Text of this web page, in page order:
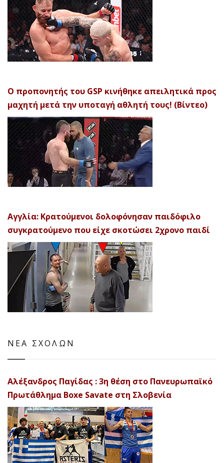
Ο προπονητής του GSP κινήθηκε απειλητικά προς
μαχητή μετά την υποταγή αθλητή τους! (Βίντεο)
Αγγλία: Κρατούμενοι δολοφόνησαν παιδόφιλο
συγκρατούμενο που είχε σκοτώσει 2χρονο παιδί
ΝΕΑ ΣΧΟΛΩΝ
Αλέξανδρος Παγίδας : 3η θέση στο Πανευρωπαϊκό
Πρωτάθλημα Boxe Savate στη Σλοβενία